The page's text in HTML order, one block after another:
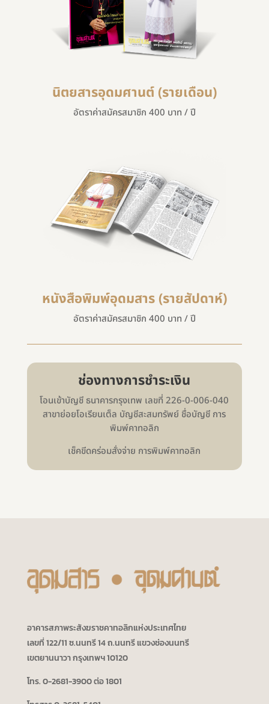
นิตยสารอุดมศานต์ (รายเดือน)
อัตราค่าสมัครสมาชิก 400 บาท / ปี
หนังสือพิมพ์อุดมสาร (รายสัปดาห์)
อัตราค่าสมัครสมาชิก 400 บาท / ปี
ช่องทางการชำระเงิน
โอนเข้าบัญชี ธนาคารกรุงเทพ เลขที่ 226-0-006-040
สาขาย่อยโอเรียนเต็ล บัญชีสะสมทรัพย์ ชื่อบัญชี การ
พิมพ์คาทอลิก
เช็คขีดคร่อมสั่งจ่าย การพิมพ์คาทอลิก
อาคารสภาพระสังฆราชคาทอลิกแห่งประเทศไทย
เลขที่ 122/11 ซ.นนทรี 14 ถ.นนทรี แขวงช่องนนทรี
เขตยานนาวา กรุงเทพฯ 10120
โทร. 0-2681-3900 ต่อ 1801